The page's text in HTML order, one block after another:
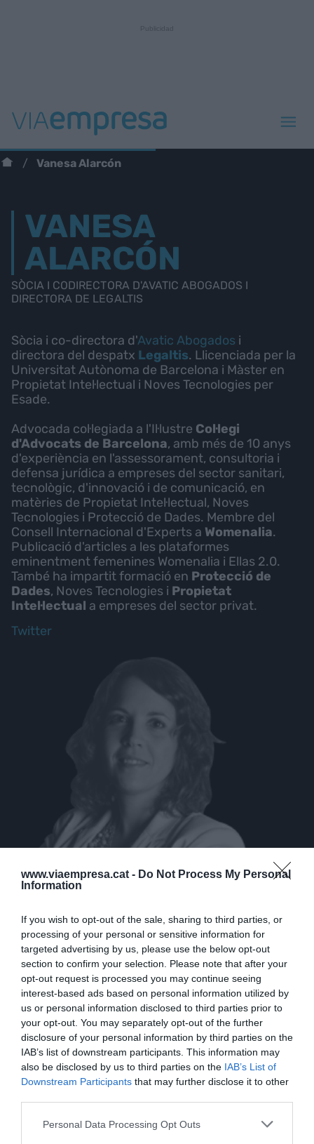
www.viaempresa.cat - Do Not Process My Personal
Information
If you wish to opt-out of the sale, sharing to third parties, or
processing of your personal or sensitive information for
targeted advertising by us, please use the below opt-out
section to confirm your selection. Please note that after your
opt-out request is processed you may continue seeing
interest-based ads based on personal information utilized by
us or personal information disclosed to third parties prior to
your opt-out. You may separately opt-out of the further
disclosure of your personal information by third parties on the
IAB’s list of downstream participants. This information may
also be disclosed by us to third parties on the IAB’s List of
Downstream Participants that may further disclose it to other
Personal Data Processing Opt Outs
Vanesa Alarcón
VANESA
ALARCÓN
SÒCIA I CODIRECTORA D'AVATIC ABOGADOS I
DIRECTORA DE LEGALTIS
Sòcia i co-directora d'Avatic Abogados i
directora del despatx Legaltis. Llicenciada per la
Universitat Autònoma de Barcelona i Màster en
Propietat Intel·lectual i Noves Tecnologies per
Esade.
Advocada col·legiada a l'Il·lustre Col·legi
d'Advocats de Barcelona, amb més de 10 anys
d'experiència en l'assessorament, consultoria i
defensa jurídica a empreses del sector sanitari,
tecnològic, d'innovació i de comunicació, en
matèries de Propietat Intel·lectual, Noves
Tecnologies i Protecció de Dades. Membre del
Consell Internacional d'Experts a Womenalia.
Publicació d'articles a les plataformes
eminentment femenines Womenalia i Ellas 2.0.
També ha impartit formació en Protecció de
Dades, Noves Tecnologies i Propietat
Intel·lectual a empreses del sector privat.
Twitter
ARTICLES PUBLICATS
L'OPINIÓ
L'empresa, llei a llei: La
protecció de dades
16 de maig de 2013
VANESA ALARCÓN